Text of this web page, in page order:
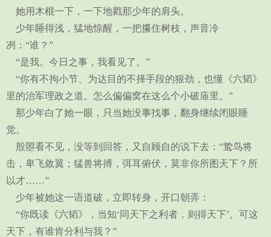
她用木棍一下，一下地戳那少年的肩头。
少年睡得浅，猛地惊醒，一把攥住树枝，声音冷
冽：“谁？”
“是我。今日之事，我看见了。”
“你有不拘小节、为达目的不择手段的狠劲，也懂《六韬》
里的治军理政之道。怎么偏偏窝在这么个小破庙里。”
那少年白了她一眼，只当她没事找事，翻身继续闭眼睡
觉。
殷曌看不见，没等到回答，又自顾自的说下去：“鸷鸟将
击，卑飞敛翼；猛兽将搏，弭耳俯伏，莫非你所图天下？所
以才……”
少年被她这一语道破，立即转身，开口朝弄：
“你既读《六韬》，当知‘同天下之利者，则得天下’。可这
天下，有谁肯分利与我？”